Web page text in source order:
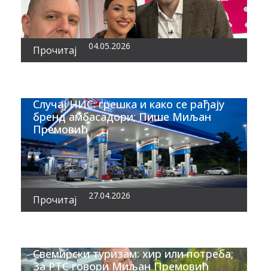
Прочитај 04.05.2026
Случај НИС: грешка и како се рађају
бренд амбасадори; Пише Миљан
Премовић
Прочитај 27.04.2026
Свемирски туризам: хир или потреба;
За РТС говори Миљан Премовић